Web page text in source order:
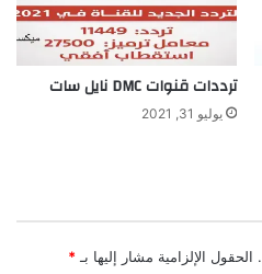
ترددات قنوات DMC نايل سات
يوليو 31, 2021
الحقول الإلزامية مشار إليها بـ *